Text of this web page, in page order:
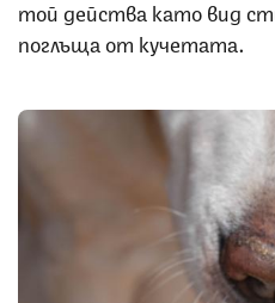
той действа като вид
поглъща от кучетата.